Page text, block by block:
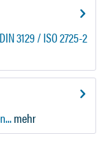
3129 / ISO 2725-2
mehr